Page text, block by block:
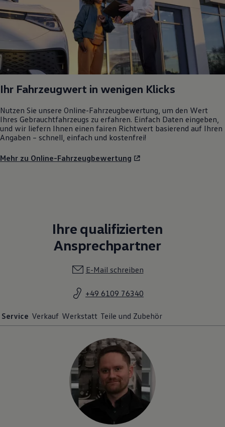
Ihr Fahrzeugwert in wenigen Klicks
Nutzen Sie unsere Online-Fahrzeugbewertung, um den Wert
Ihres Gebrauchtfahrzeugs zu erfahren. Einfach Daten eingeben,
und wir liefern Ihnen einen fairen Richtwert basierend auf Ihren
Angaben – schnell, einfach und kostenfrei!
Mehr zu Online-Fahrzeugbewertung
Ihre qualifizierten
Ansprechpartner
E-Mail schreiben
+49 6109 76340
Service Verkauf Werkstatt Teile und Zubehör